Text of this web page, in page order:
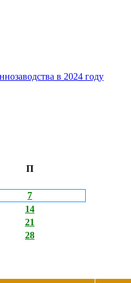
в 2024 году
П
7
14
21
28